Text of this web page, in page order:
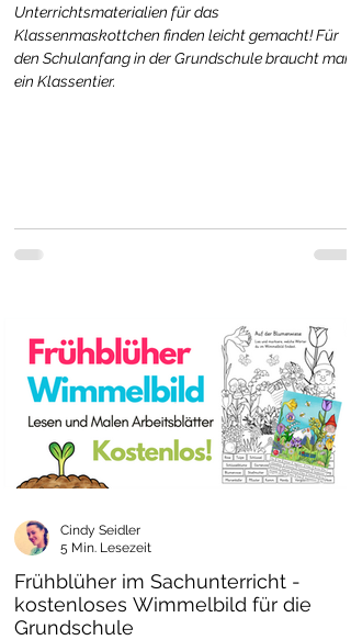
Unterrichtsmaterialien für das
Klassenmaskottchen finden leicht gemacht! Für
den Schulanfang in der Grundschule braucht man
ein Klassentier.
Frühblüher im Sachunterricht -
kostenloses Wimmelbild für die
Grundschule
Cindy Seidler
5 Min. Lesezeit